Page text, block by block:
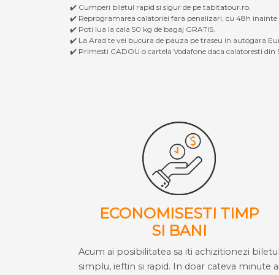
✔️ Cumperi biletul rapid si sigur de pe tabitatour.ro.
✔️ Reprogramarea calatoriei fara penalizari, cu 48h inainte
✔️ Poti lua la cala 50 kg de bagaj GRATIS.
✔️ La Arad te vei bucura de pauza pe traseu in autogara
✔️ Primesti CADOU o cartela Vodafone daca calatoresti
ECONOMISESTI TIMP
SI BANI
Acum ai posibilitatea sa iti achizitionezi biletul
simplu, ieftin si rapid. In doar cateva minute ai